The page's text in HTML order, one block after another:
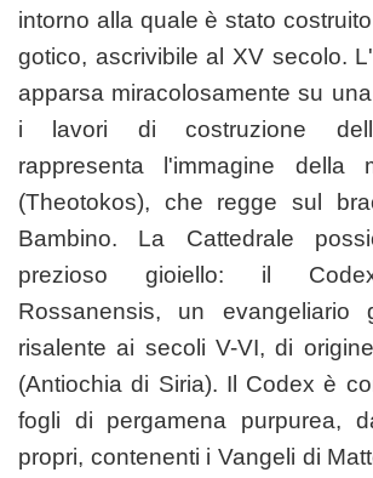
intorno alla quale è stato
gotico, ascrivibile al XV secolo.
apparsa miracolosamente su
i lavori di costruzione
rappresenta l'immagine della
(Theotokos), che regge sul
Bambino. La Cattedrale
prezioso gioiello: il
Rossanensis, un evangeliario
risalente ai secoli V-VI, di
(Antiochia di Siria). Il Codex è
fogli di pergamena purpurea,
propri, contenenti i Vangeli di